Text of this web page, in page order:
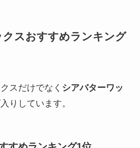
クスおすすめランキング
スだけでなく シアバターワッ
りしています。